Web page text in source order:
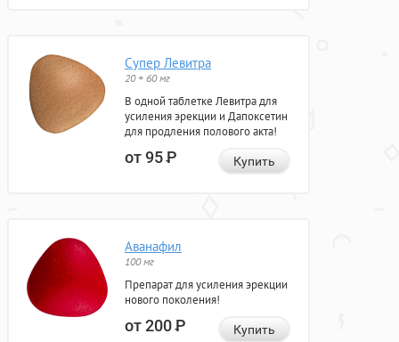
Супер Левитра
20 + 60 мг
В одной таблетке Левитра для
усиления эрекции и Дапоксетин
для продления полового акта!
от 95Р Купить
Аванафил
100 мг
Препарат для усиления эрекции
нового поколения!
от 200Р Купить